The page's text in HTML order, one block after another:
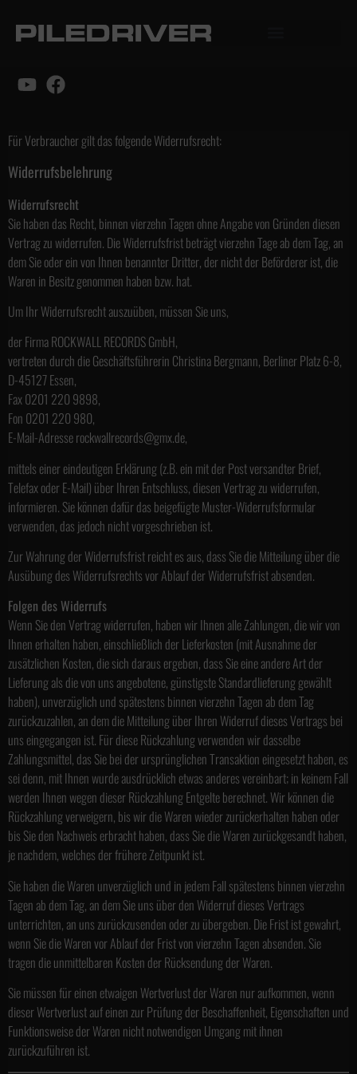
Für Verbraucher gilt das folgende Widerrufsrecht:
Widerrufsbelehrung
Widerrufsrecht
Sie haben das Recht, binnen vierzehn Tagen ohne Angabe von Gründen diesen
Vertrag zu widerrufen. Die Widerrufsfrist beträgt vierzehn Tage ab dem Tag, an
dem Sie oder ein von Ihnen benannter Dritter, der nicht der Beförderer ist, die
Waren in Besitz genommen haben bzw. hat.
Um Ihr Widerrufsrecht auszuüben, müssen Sie uns,
der Firma ROCKWALL RECORDS GmbH,
vertreten durch die Geschäftsführerin Christina Bergmann, Berliner Platz 6-8,
D-45127 Essen,
Fax 0201 220 9898,
Fon 0201 220 980,
E-Mail-Adresse rockwallrecords@gmx.de,
mittels einer eindeutigen Erklärung (z.B. ein mit der Post versandter Brief,
Telefax oder E-Mail) über Ihren Entschluss, diesen Vertrag zu widerrufen,
informieren. Sie können dafür das beigefügte Muster-Widerrufsformular
verwenden, das jedoch nicht vorgeschrieben ist.
Zur Wahrung der Widerrufsfrist reicht es aus, dass Sie die Mitteilung über die
Ausübung des Widerrufsrechts vor Ablauf der Widerrufsfrist absenden.
Folgen des Widerrufs
Wenn Sie den Vertrag widerrufen, haben wir Ihnen alle Zahlungen, die wir von
Ihnen erhalten haben, einschließlich der Lieferkosten (mit Ausnahme der
zusätzlichen Kosten, die sich daraus ergeben, dass Sie eine andere Art der
Lieferung als die von uns angebotene, günstigste Standardlieferung gewählt
haben), unverzüglich und spätestens binnen vierzehn Tagen ab dem Tag
zurückzuzahlen, an dem die Mitteilung über Ihren Widerruf dieses Vertrags bei
uns eingegangen ist. Für diese Rückzahlung verwenden wir dasselbe
Zahlungsmittel, das Sie bei der ursprünglichen Transaktion eingesetzt haben, es
sei denn, mit Ihnen wurde ausdrücklich etwas anderes vereinbart; in keinem Fall
werden Ihnen wegen dieser Rückzahlung Entgelte berechnet. Wir können die
Rückzahlung verweigern, bis wir die Waren wieder zurückerhalten haben oder
bis Sie den Nachweis erbracht haben, dass Sie die Waren zurückgesandt haben,
je nachdem, welches der frühere Zeitpunkt ist.
Sie haben die Waren unverzüglich und in jedem Fall spätestens binnen vierzehn
Tagen ab dem Tag, an dem Sie uns über den Widerruf dieses Vertrags
unterrichten, an uns zurückzusenden oder zu übergeben. Die Frist ist gewahrt,
wenn Sie die Waren vor Ablauf der Frist von vierzehn Tagen absenden. Sie
tragen die unmittelbaren Kosten der Rücksendung der Waren.
Sie müssen für einen etwaigen Wertverlust der Waren nur aufkommen, wenn
dieser Wertverlust auf einen zur Prüfung der Beschaffenheit, Eigenschaften und
Funktionsweise der Waren nicht notwendigen Umgang mit ihnen
zurückzuführen ist.